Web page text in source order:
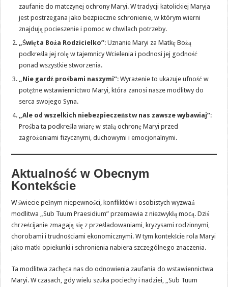
zaufanie do matczynej ochrony Maryi. W tradycji katolickiej Maryja
jest postrzegana jako bezpieczne schronienie, w którym wierni
znajdują pocieszenie i pomoc w chwilach potrzeby.
„Święta Boża Rodzicielko”: Uznanie Maryi za Matkę Bożą
podkreśla jej rolę w tajemnicy Wcielenia i podnosi jej godność
ponad wszystkie stworzenia.
„Nie gardź prośbami naszymi”: Wyrażenie to ukazuje ufność w
potężne wstawiennictwo Maryi, która zanosi nasze modlitwy do
serca swojego Syna.
„Ale od wszelkich niebezpieczeństw nas zawsze wybawiaj”:
Prośba ta podkreśla wiarę w stałą ochronę Maryi przed
zagrożeniami fizycznymi, duchowymi i emocjonalnymi.
Aktualność w Obecnym
Kontekście
W świecie pełnym niepewności, konfliktów i osobistych wyzwań
modlitwa „Sub Tuum Praesidium” przemawia z niezwykłą mocą. Dziś
chrześcijanie zmagają się z prześladowaniami, kryzysami rodzinnymi,
chorobami i trudnościami ekonomicznymi. W tym kontekście rola Maryi
jako matki opiekunki i schronienia nabiera szczególnego znaczenia.
Ta modlitwa zachęca nas do odnowienia zaufania do wstawiennictwa
Maryi. W czasach, gdy wielu szuka pociechy i nadziei, „Sub Tuum